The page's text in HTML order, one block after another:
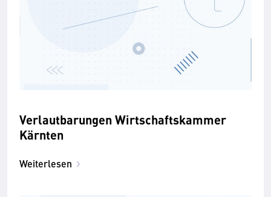
Verlautbarungen Wirtschaftskammer
Kärnten
Weiterlesen